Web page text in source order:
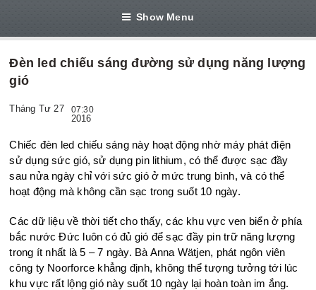
Show Menu
Đèn led chiếu sáng đường sử dụng năng lượng
gió
Tháng Tư 27 07:30
2016
Chiếc đèn led chiếu sáng này hoạt động nhờ máy phát điện
sử dụng sức gió, sử dụng pin lithium, có thể được sạc đầy
sau nửa ngày chỉ với sức gió ở mức trung bình, và có thể
hoạt động mà không cần sạc trong suốt 10 ngày.
Các dữ liệu về thời tiết cho thấy, các khu vực ven biển ở phía
bắc nước Đức luôn có đủ gió để sạc đầy pin trữ năng lượng
trong ít nhất là 5 – 7 ngày. Bà Anna Wätjen, phát ngôn viên
công ty Noorforce khẳng định, không thể tượng tưởng tới lúc
khu vực rất lộng gió này suốt 10 ngày lại hoàn toàn im ắng.